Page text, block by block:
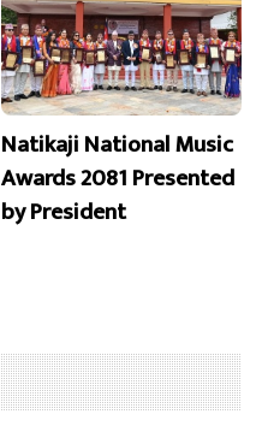
Natikaji National Music
Awards 2081 Presented
by President